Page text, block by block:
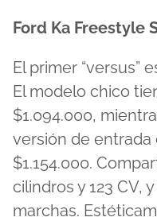
Ford Ka Freestyle
El primer “versus”
El modelo chico
$1.094.000,
versión de entrada
$1.154.000.
cilindros y 123 CV,
marchas.